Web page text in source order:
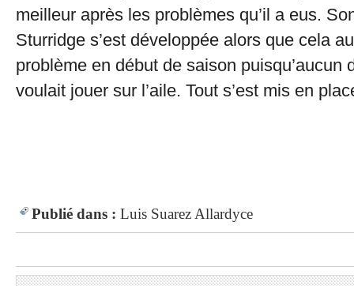
meilleur après les problèmes qu’il a eus.
Sturridge s’est développée alors que cela
problème en début de saison puisqu’aucun
voulait jouer sur l’aile. Tout s’est mis en
Publié dans : Luis Suarez Allardyce